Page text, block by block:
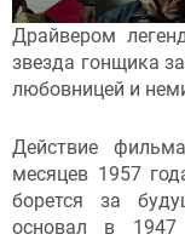
Драйвером
звезда гонщика
любовницей и
Действие
месяцев 1957
борется за
основал в 1947